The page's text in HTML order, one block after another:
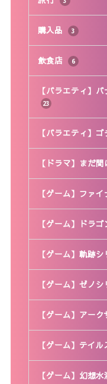
購入品 3
飲食店 6
【バラエティ】
23
【バラエティ】
【ドラマ】まだ
【ゲーム】ファ
【ゲーム】ドラ
【ゲーム】軌跡
【ゲーム】ゼノ
【ゲーム】アー
【ゲーム】テイ
【ゲーム】幻想